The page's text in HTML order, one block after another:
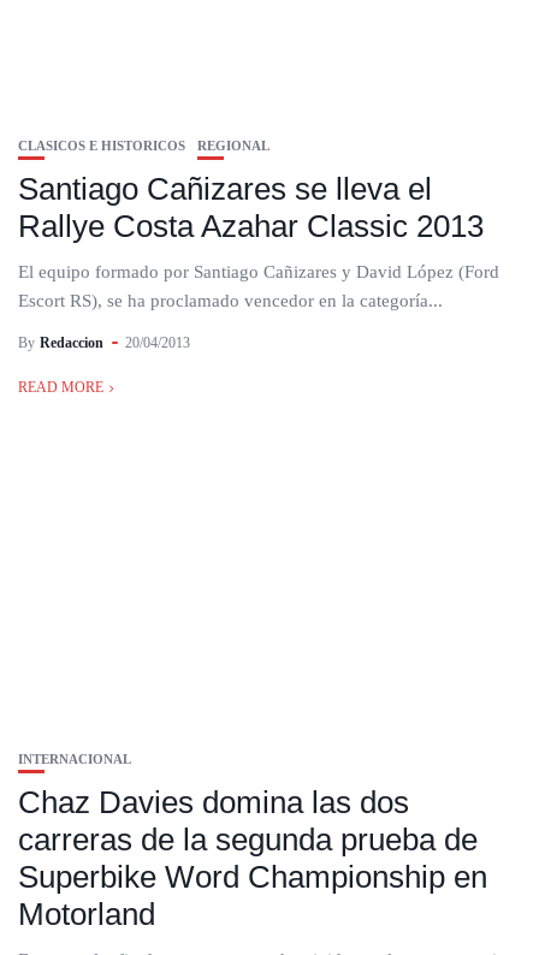
CLASICOS E HISTORICOS REGIONAL
Santiago Cañizares se lleva el
Rallye Costa Azahar Classic 2013
El equipo formado por Santiago Cañizares y David López (Ford
Escort RS), se ha proclamado vencedor en la categoría...
By Redaccion 20/04/2013
READ MORE
INTERNACIONAL
Chaz Davies domina las dos
carreras de la segunda prueba de
Superbike Word Championship en
Motorland